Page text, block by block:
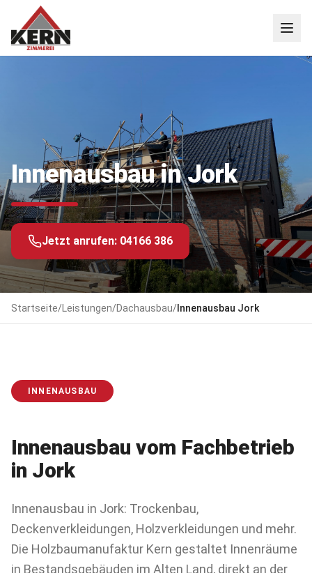
Innenausbau in Jork
Jetzt anrufen: 04166 386
Startseite/ Leistungen/Dachausbau/ Innenausbau Jork
INNENAUSBAU
Innenausbau vom Fachbetrieb
in Jork
Innenausbau in Jork: Trockenbau,
Deckenverkleidungen, Holzverkleidungen und mehr.
Die Holzbaumanufaktur Kern gestaltet Innenräume
in Bestandsgebäuden im Alten Land, direkt an der